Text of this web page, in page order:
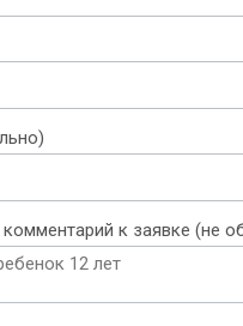
к заявке (не